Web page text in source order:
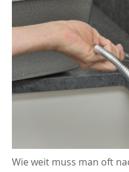
Wie weit muss man oft